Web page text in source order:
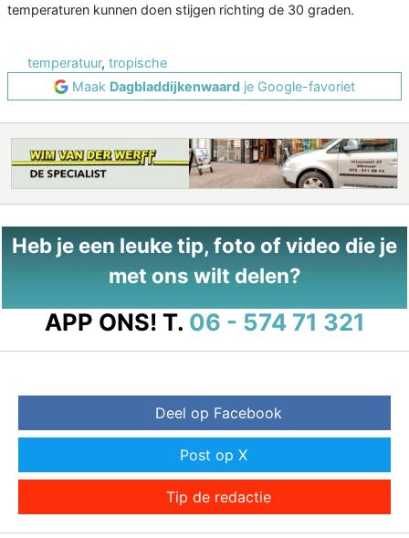
temperaturen kunnen doen stijgen richting de 30 graden.
temperatuur, tropische
Maak Dagbladdijkenwaard je Google-favoriet
Heb je een leuke tip, foto of video die je
met ons wilt delen?
APP ONS! T. 06 - 574 71 321
Deel op Facebook
Post op X
Tip de redactie